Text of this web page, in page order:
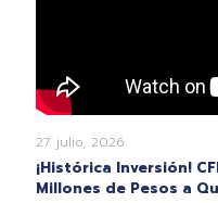
27 julio, 2026
¡Histórica Inversión!
Millones de Pesos a